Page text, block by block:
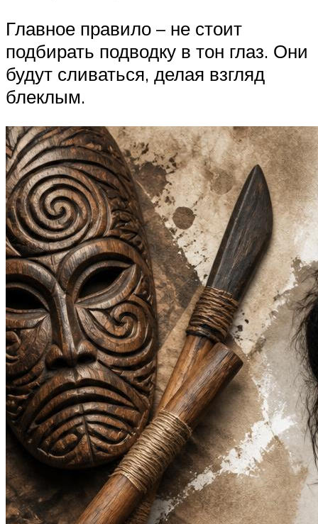
Главное правило – не стоит
подбирать подводку в тон глаз. Они
будут сливаться, делая взгляд
блеклым.